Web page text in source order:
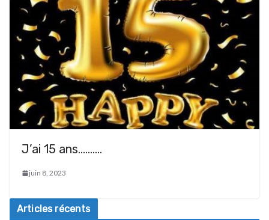
J’ai 15 ans……….
juin 8, 2023
Articles récents